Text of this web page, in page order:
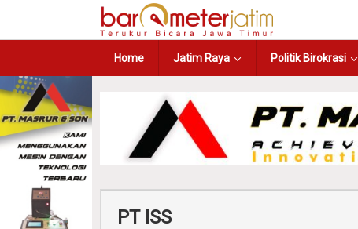
Home Jatim Raya Politik Birokrasi
PT ISS